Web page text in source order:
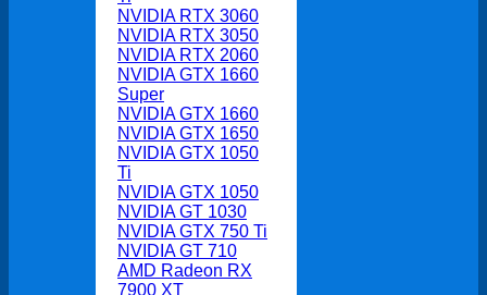
NVIDIA RTX 3060
NVIDIA RTX 3050
NVIDIA RTX 2060
NVIDIA GTX 1660
Super
NVIDIA GTX 1660
NVIDIA GTX 1650
NVIDIA GTX 1050
Ti
NVIDIA GTX 1050
NVIDIA GT 1030
NVIDIA GTX 750 Ti
NVIDIA GT 710
AMD Radeon RX
7900 XT